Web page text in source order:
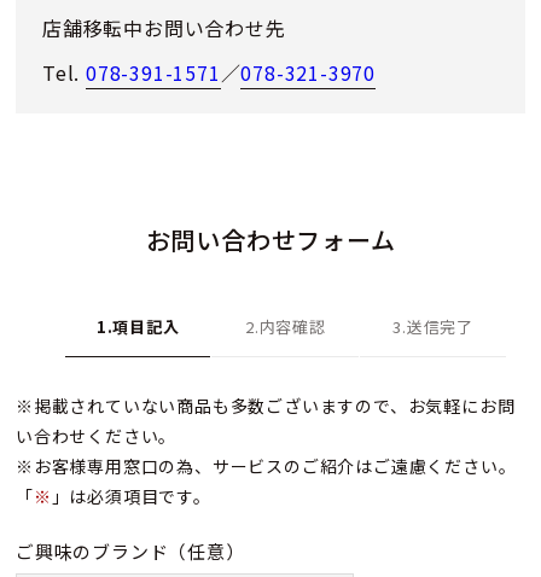
店舗移転中お問い合わせ先
Tel. 078-391-1571／078-321-3970
お問い合わせフォーム
1.項目記入 2.内容確認 3.送信完了
※掲載されていない商品も多数ございますので、お気軽にお問
い合わせください。
※お客様専用窓口の為、サービスのご紹介はご遠慮ください。
「※ 」は必須項目です。
ご興味のブランド （任意）